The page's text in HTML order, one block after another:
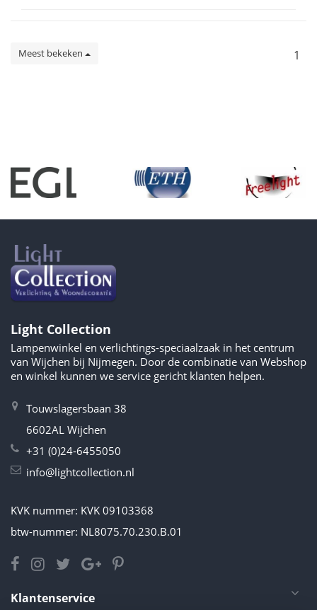
Meest bekeken 1
Light Collection
Lampenwinkel en verlichtings-speciaalzaak in het centrum
van Wijchen bij Nijmegen. Door de combinatie van Webshop
en winkel kunnen we service gericht klanten helpen.
Touwslagersbaan 38
6602AL Wijchen
+31 (0)24-6455050
info@lightcollection.nl
KVK nummer: KVK 09103368
btw-nummer: NL8075.70.230.B.01
Klantenservice